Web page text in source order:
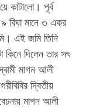
কাটালো। পূর্ব
বিঘা মানে ৩ একর
এই জমি তিনি
কিনে দিলেন তার সৎ
মাগন আলী
দ্বিতীয়
মাগন আলী